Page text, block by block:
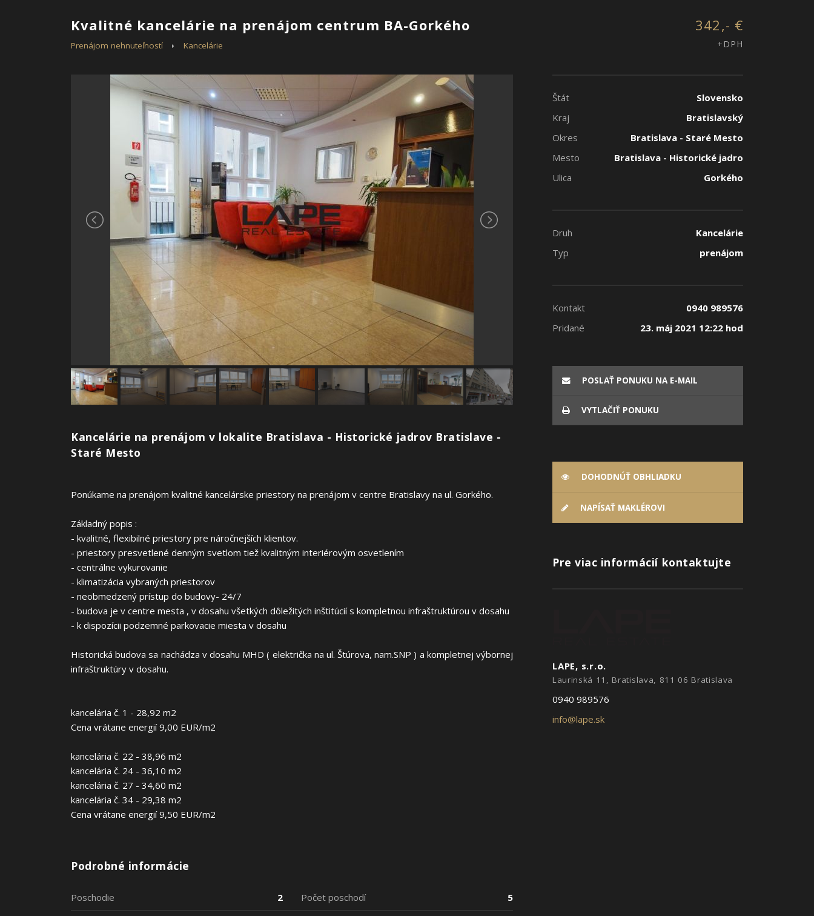
Kvalitné kancelárie na prenájom centrum BA-Gorkého 342,- €
+DPH
Prenájom nehnuteľností Kancelárie
Kancelárie na prenájom v lokalite Bratislava - Historické jadrov Bratislave -
Staré Mesto
Ponúkame na prenájom kvalitné kancelárske priestory na prenájom v centre Bratislavy na ul. Gorkého.
Základný popis :
- kvalitné, flexibilné priestory pre náročnejších klientov.
- priestory presvetlené denným svetlom tiež kvalitným interiérovým osvetlením
- centrálne vykurovanie
- klimatizácia vybraných priestorov
- neobmedzený prístup do budovy- 24/7
- budova je v centre mesta , v dosahu všetkých dôležitých inštitúcií s kompletnou infraštruktúrou v dosahu
- k dispozícii podzemné parkovacie miesta v dosahu
Historická budova sa nachádza v dosahu MHD ( električka na ul. Štúrova, nam.SNP ) a kompletnej výbornej
infraštruktúry v dosahu.
kancelária č. 1 - 28,92 m2
Cena vrátane energií 9,00 EUR/m2
kancelária č. 22 - 38,96 m2
kancelária č. 24 - 36,10 m2
kancelária č. 27 - 34,60 m2
kancelária č. 34 - 29,38 m2
Cena vrátane energií 9,50 EUR/m2
Podrobné informácie
Poschodie 2 Počet poschodí 5
Štát
Slovensko
Kraj
Bratislavský
Okres
Bratislava - Staré Mesto
Mesto
Bratislava - Historické jadro
Ulica
Gorkého
Druh
Kancelárie
Typ
prenájom
Kontakt
0940 989576
Pridané
23. máj 2021 12:22 hod
POSLAŤ PONUKU NA E-MAIL
VYTLAČIŤ PONUKU
DOHODNÚŤ OBHLIADKU
NAPÍSAŤ MAKLÉROVI
Pre viac informácií kontaktujte
LAPE, s.r.o.
Laurinská 11, Bratislava, 811 06 Bratislava
0940 989576
info@lape.sk